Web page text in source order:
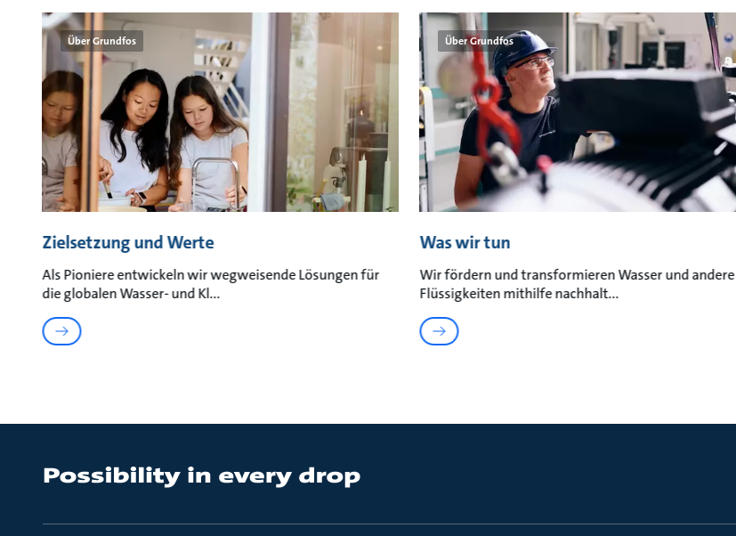
Über Grundfos
Zielsetzung und Werte
Als Pioniere entwickeln wir wegweisende Lösungen für
die globalen Wasser- und Kl
Über Grundfos
Was wir tun
Wir fördern und transformieren Wasser und andere
Flüssigkeiten mithilfe nachhalt